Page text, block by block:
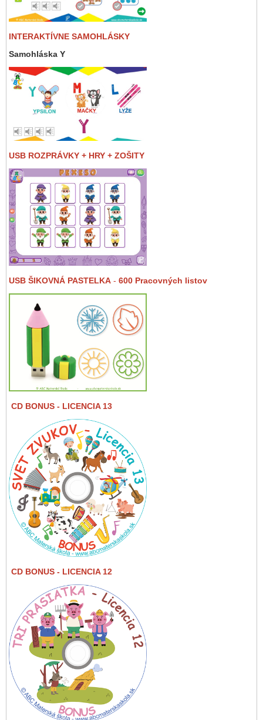
INTERAKTÍVNE SAMOHLÁSKY
Samohláska Y
USB ROZPRÁVKY + HRY + ZOŠITY
USB ŠIKOVNÁ PASTELKA - 600 Pracovných listov
CD BONUS - LICENCIA 13
CD BONUS - LICENCIA 12